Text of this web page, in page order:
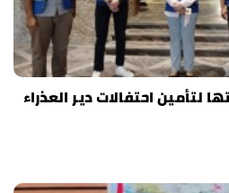
لتأمين احتفالات دير العذراء